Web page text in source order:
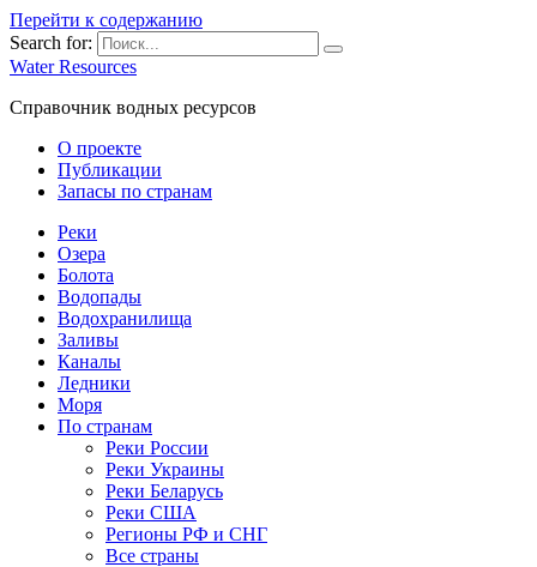
Перейти к содержанию
Search for:
Water Resources
Справочник водных ресурсов
О проекте
Публикации
Запасы по странам
Реки
Озера
Болота
Водопады
Водохранилища
Заливы
Каналы
Ледники
Моря
По странам
Реки России
Реки Украины
Реки Беларусь
Реки США
Регионы РФ и СНГ
Все страны